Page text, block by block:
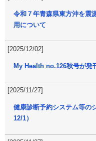
令和７年青森県東方沖を震
用について
[2025/12/02]
My Health no.126秋号が発
[2025/11/27]
健康診断予約システム等の
12/1）